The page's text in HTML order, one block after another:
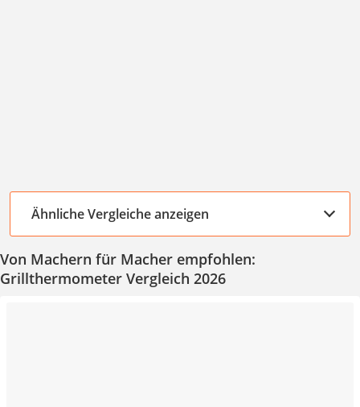
Ähnliche Vergleiche anzeigen
Von Machern für Macher empfohlen:
Grillthermometer Vergleich 2026